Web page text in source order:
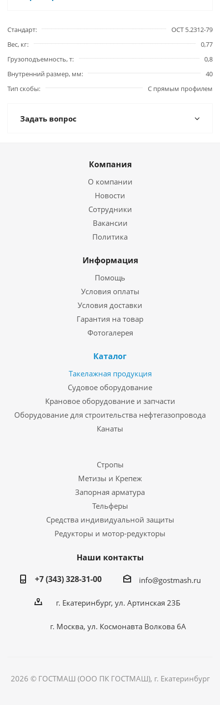
Стандарт
ОСТ 5.2312-79
Вес, кг
0,77
Грузоподъемность, т
0,8
Внутренний размер, мм
40
Тип скобы
С прямым профилем
Задать вопрос
Компания
О компании
Новости
Сотрудники
Вакансии
Политика
Информация
Помощь
Условия оплаты
Условия доставки
Гарантия на товар
Фотогалерея
Каталог
Такелажная продукция
Судовое оборудование
Крановое оборудование и запчасти
Оборудование для строительства нефтегазопровода
Канаты
Стропы
Метизы и Крепеж
Запорная арматура
Тельферы
Средства индивидуальной защиты
Редукторы и мотор-редукторы
Наши контакты
+7 (343) 328-31-00
info@gostmash.ru
г. Екатеринбург, ул. Артинская 23Б
г. Москва, ул. Космонавта Волкова 6А
2026 © ГОСТМАШ (ООО ПК ГОСТМАШ), г. Екатеринбург